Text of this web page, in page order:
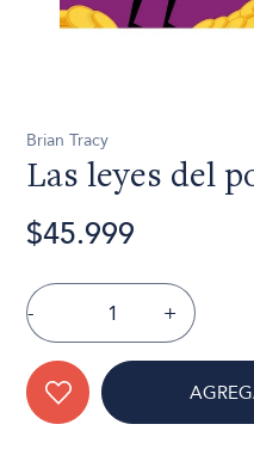
Brian Tracy
Las leyes del
$45.999
- +